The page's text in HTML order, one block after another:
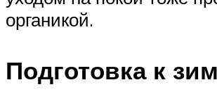
органикой.
Подготовка к